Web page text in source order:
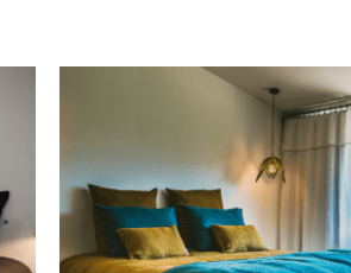
LINGE DE LIT
VENT DU SUD